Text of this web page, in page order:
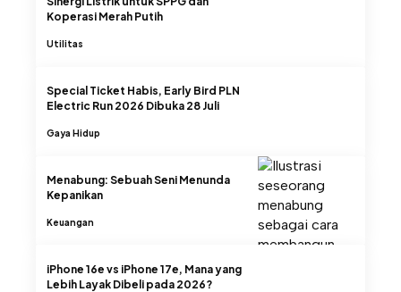
Koperasi Merah Putih
Utilitas
Special Ticket Habis, Early Bird PLN
Electric Run 2026 Dibuka 28 Juli
Gaya Hidup
Menabung: Sebuah Seni Menunda
Kepanikan
Keuangan
iPhone 16e vs iPhone 17e, Mana yang
Lebih Layak Dibeli pada 2026?